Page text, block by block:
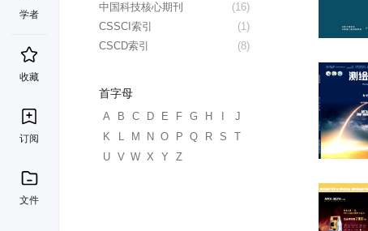
学者
收藏
订阅
文件
(16)
中国科技核心期刊
(1)
CSSCI索引
(8)
CSCD索引
首字母
A B C D E F G H
J
K
L M N O P Q R S
T
U
V W X Y Z